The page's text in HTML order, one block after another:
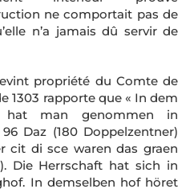
ne comportait pas de
n’a jamais dû servir de
propriété du Comte de
1303 rapporte que « In dem
hat man genommen in
Daz (180 Doppelzentner)
cit di sce waren das graen
Die Herrschaft hat sich in
In demselben hof höret